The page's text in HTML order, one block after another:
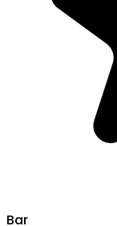
Bar